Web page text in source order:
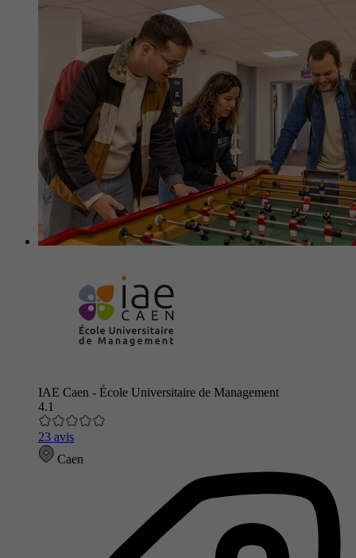
IAE Caen - École Universitaire de Management
4.1
23 avis
Caen